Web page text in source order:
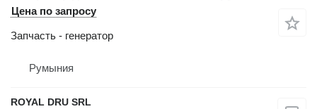
Цена по запросу
Запчасть - генератор
Румыния
ROYAL DRU SRL